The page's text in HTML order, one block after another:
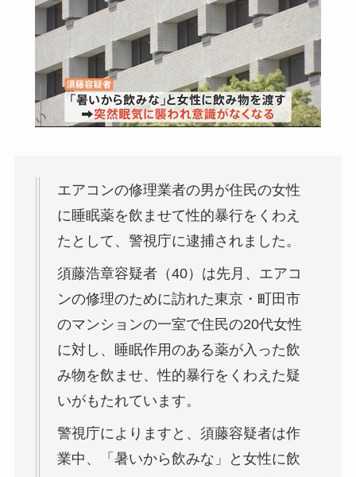
エアコンの修理業者の男が住民の女性
に睡眠薬を飲ませて性的暴行をくわえ
たとして、警視庁に逮捕されました。
須藤浩章容疑者（40）は先月、エアコ
ンの修理のために訪れた東京・町田市
のマンションの一室で住民の20代女性
に対し、睡眠作用のある薬が入った飲
み物を飲ませ、性的暴行をくわえた疑
いがもたれています。
警視庁によりますと、須藤容疑者は作
業中、「暑いから飲みな」と女性に飲